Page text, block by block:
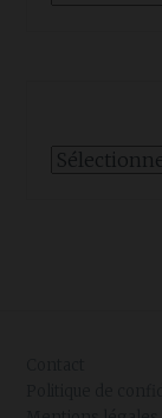
Catégories